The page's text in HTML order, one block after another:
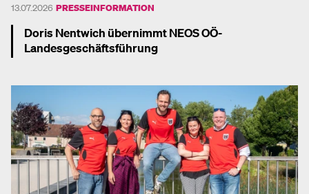
13.07.2026 PRESSEINFORMATION
Doris Nentwich übernimmt NEOS OÖ-
Landesgeschäftsführung